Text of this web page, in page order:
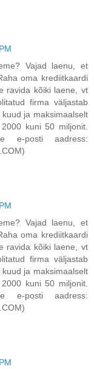
Vajad laenu, et
oma krediitkaardi
ravida kõiki laene, vt
firma väljastab
ja maksimaalselt
kuni 50 miljonit.
e-posti aadress:
Vajad laenu, et
oma krediitkaardi
ravida kõiki laene, vt
firma väljastab
ja maksimaalselt
kuni 50 miljonit.
e-posti aadress: